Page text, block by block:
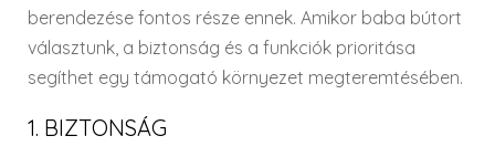
berendezése fontos része ennek. Amikor baba bútort
választunk, a biztonság és a funkciók prioritása
segíthet egy támogató környezet megteremtésében.
1. BIZTONSÁG